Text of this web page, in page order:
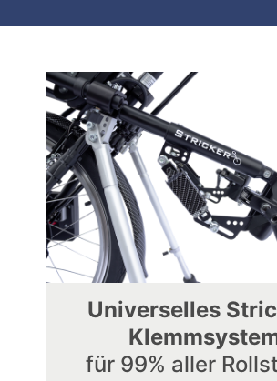
Universelles
für 99% aller